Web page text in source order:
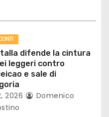
difende la cintura
leggeri contro
e sale di
2026
Domenico